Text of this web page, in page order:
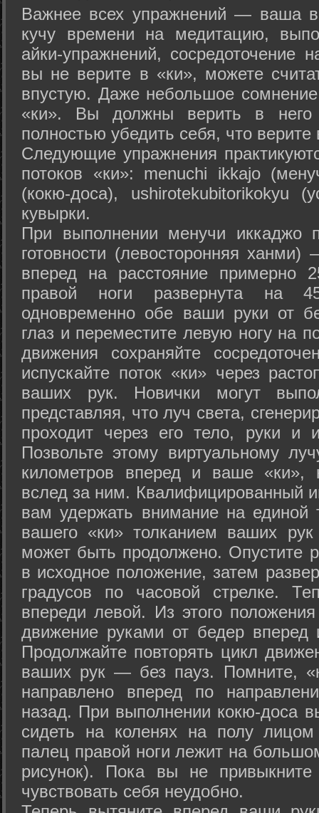
Важнее всех упражнений — ваша
кучу времени на медитацию,
айки-упражнений, сосредоточение
вы не верите в «ки», можете
впустую. Даже небольшое сомнение
«ки». Вы должны верить в
полностью убедить себя, что верите
Следующие упражнения
потоков «ки»: menuchi ikkajo
(кокю-доса), ushiro­tekubitori­kokyu
кувырки.
При выполнении менучи иккаджо
готовности (левосторонняя
вперед на расстояние примерно
правой ноги развернута на
одновременно обе ваши руки от
глаз и переместите левую ногу на
движения сохраняйте
испускайте поток «ки» через
ваших рук. Новички могут
представляя, что луч света,
проходит через его тело, руки и
Позвольте этому виртуальному
километров вперед и ваше «ки»,
вслед за ним. Квалифицированный
вам удержать внимание на единой
вашего «ки» толканием ваших
может быть продолжено. Опустите
в исходное положение, затем
градусов по часовой стрелке.
впереди левой. Из этого
движение руками от бедер вперед
Продолжайте повторять цикл
ваших рук — без пауз. Помните,
направлено вперед по
назад. При выполнении кокю-доса
сидеть на коленях на полу
палец правой ноги лежит на
рисунок). Пока вы не
чувствовать себя неудобно.